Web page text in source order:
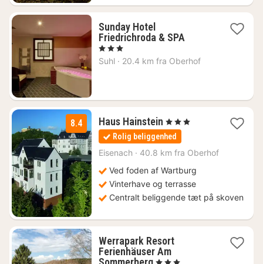
Sunday Hotel
Friedrichroda & SPA1
fra
, 3 Stjerner
Suhl · 20.4 km fra Oberhof
8.4 Haus Hainstein 2
nætter
fra
479
, 3 Stjerner
Rolig beliggenhed
Eisenach · 40.8 km fra Oberhof
Ved foden af Wartburg
Vinterhave og terrasse
Centralt beliggende tæt på skoven
Werrapark Resort
Ferienhäuser Am
2
, 3 Stjerner